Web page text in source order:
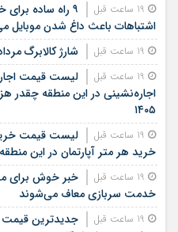
۹ راه ساده
اشتباهات باعث داغ شدن موبایل
شارژ کالابرگ
لیست قیمت
اجاره‌نشینی در این منطقه چقدر
۱۴۰۵
لیست قیمت
خرید هر متر آپارتمان در این
خبر خوش برای
خدمت سربازی معاف می‌شوند
جدیدترین قیمت